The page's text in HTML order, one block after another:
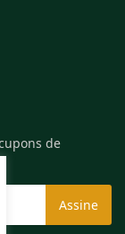
de